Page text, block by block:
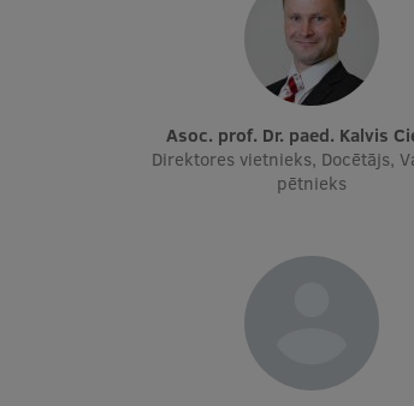
Asoc. prof. Dr. paed. Kalvis
Direktores vietnieks, Docētājs,
pētnieks